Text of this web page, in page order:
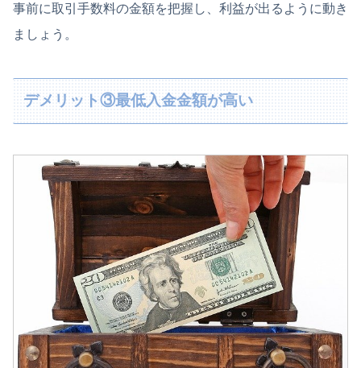
事前に取引手数料の金額を把握し、利益が出るように動き
ましょう。
デメリット③最低入金金額が高い